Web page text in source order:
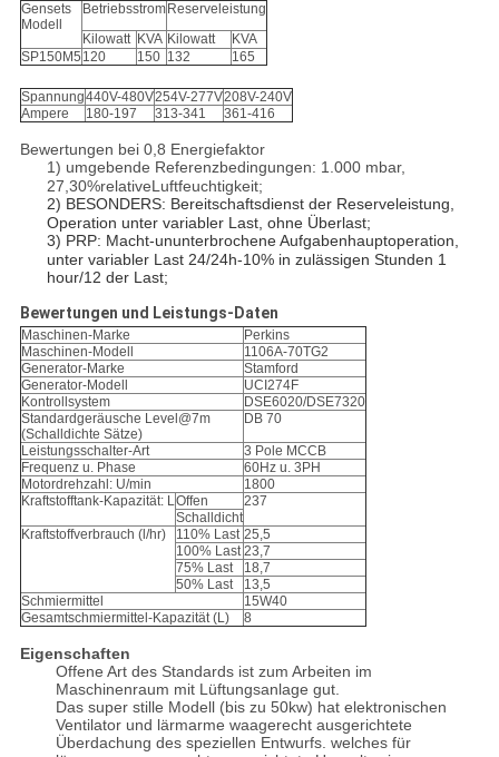
Gensets
Modell
Betriebsstrom Reserveleistung
Kilowatt KVA Kilowatt
KVA
SP150M5 120 150 132 165
Spannung440V-480V254V-277V208V-240V
Ampere
180-197 313-341 361-416
Bewertungen bei 0,8 Energiefaktor
1) umgebende Referenzbedingungen: 1.000 mbar,
27,30%relativeLuftfeuchtigkeit;
2) BESONDERS: Bereitschaftsdienst der Reserveleistung,
Operation unter variabler Last, ohne Überlast;
3) PRP: Macht-ununterbrochene Aufgabenhauptoperation,
unter variabler Last 24/24h-10% in zulässigen Stunden 1
hour/12 der Last;
Bewertungen und Leistungs-Daten
Maschinen-Marke
Perkins
Maschinen-Modell
1106A-70TG2
Generator-Marke
Stamford
Generator-Modell
UCI274F
Kontrollsystem
DSE6020/DSE7320
Standardgeräusche Level@7m
(Schalldichte Sätze)
DB 70
Leistungsschalter-Art
3 Pole MCCB
Frequenz u. Phase
60Hz u. 3PH
Motordrehzahl: U/min
1800
Kraftstofftank-Kapazität: LOffen
237
Schalldicht
Kraftstoffverbrauch (l/hr)
110% Last 25,5
100% Last 23,7
75% Last
18,7
50% Last
13,5
Schmiermittel
15W40
Gesamtschmiermittel-Kapazität (L)
8
Eigenschaften
Offene Art des Standards ist zum Arbeiten im
Maschinenraum mit Lüftungsanlage gut.
Das super stille Modell (bis zu 50kw) hat elektronischen
Ventilator und lärmarme waagerecht ausgerichtete
Überdachung des speziellen Entwurfs. welches für